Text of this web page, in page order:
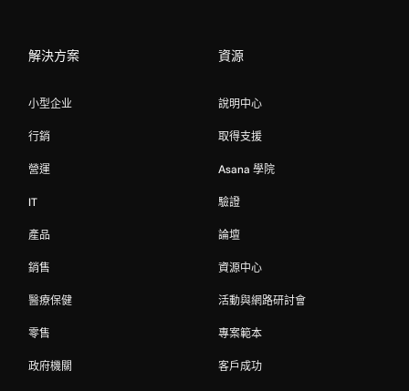
解決方案
小型企业
行銷
營運
IT
產品
銷售
醫療保健
零售
政府機關
資源
說明中心
取得支援
Asana 學院
驗證
論壇
資源中心
活動與網路研討會
專案範本
客戶成功